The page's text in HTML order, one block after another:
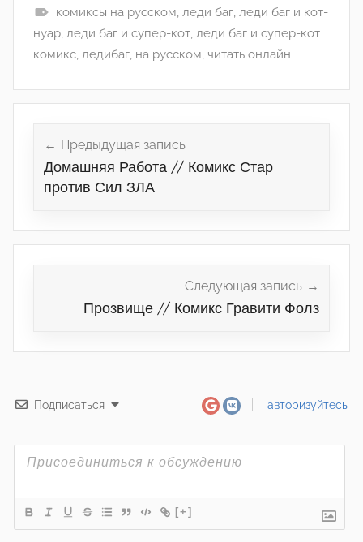
комиксы на русском, леди баг, леди баг и кот-
нуар, леди баг и супер-кот, леди баг и супер-кот
комикс, ледибаг, на русском, читать онлайн
записям
Предыдущая запись
Домашняя Работа // Комикс Стар
против Сил ЗЛА
Следующая запись
Прозвище // Комикс Гравити Фолз
Подписаться авторизуйтесь
[+]